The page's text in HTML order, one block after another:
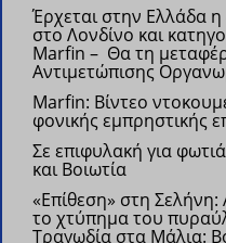
Έρχεται στην Ελλάδα
στο Λονδίνο και
Marfin – Θα τη
Αντιμετώπισης
Marfin: Βίντεο
φονικής εμπρηστικής
Σε επιφυλακή για
και Βοιωτία
«Επίθεση» στη
το χτύπημα του
Τραγωδία στα Μάλια: